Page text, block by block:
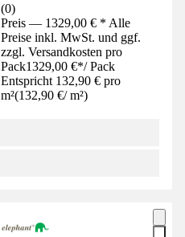
(0)
Preis — 1329,00 € * Alle
Preise inkl. MwSt. und ggf.
zzgl. Versandkosten pro
Pack1329,00 €*/ Pack
Entspricht 132,90 € pro
m²(132,90 €/ m²)